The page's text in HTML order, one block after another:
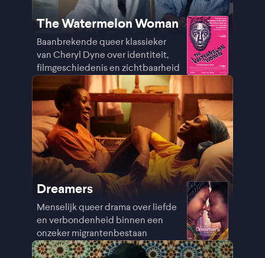
The Watermelon Woman
Baanbrekende queer klassieker
van Cheryl Dyne over identiteit,
filmgeschiedenis en zichtbaarheid
Dreamers
Menselijk queer drama over liefde
en verbondenheid binnen een
onzeker migrantenbestaan